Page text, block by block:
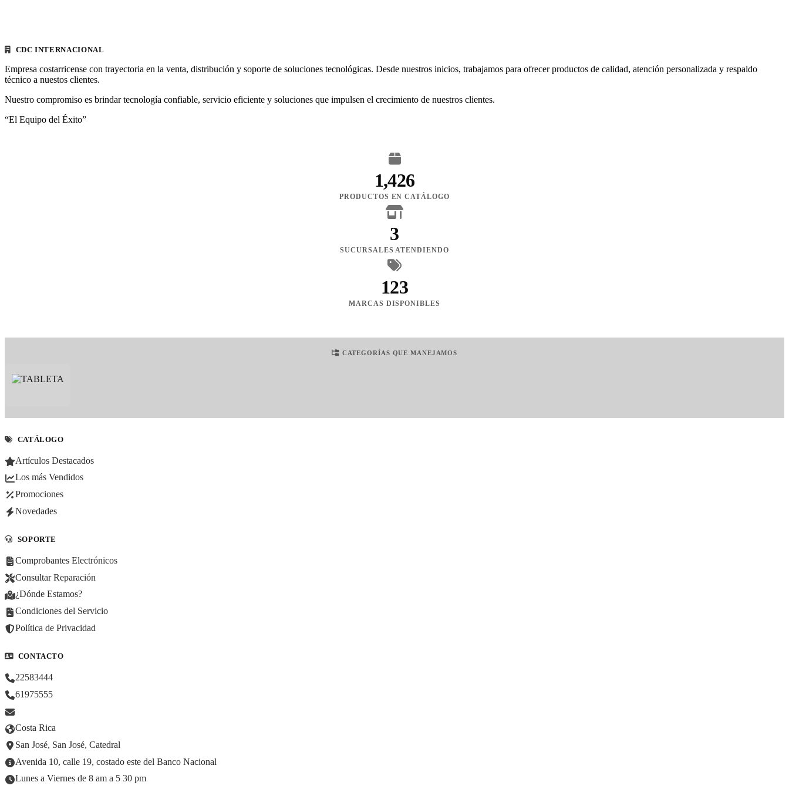
CDC INTERNACIONAL
Empresa costarricense con trayectoria en la venta, distribución y soporte de soluciones tecnológicas. Desde nuestros inicios, trabajamos para ofrecer productos de calidad, atención personalizada y respaldo
técnico a nuestos clientes.
Nuestro compromiso es brindar tecnología confiable, servicio eficiente y soluciones que impulsen el crecimiento de nuestros clientes.
“El Equipo del Éxito”
1,426
PRODUCTOS EN CATÁLOGO
3
SUCURSALES ATENDIENDO
123
MARCAS DISPONIBLES
CATEGORÍAS QUE MANEJAMOS
CATÁLOGO
Artículos Destacados
Los más Vendidos
Promociones
Novedades
SOPORTE
Comprobantes Electrónicos
Consultar Reparación
¿Dónde Estamos?
Condiciones del Servicio
Política de Privacidad
CONTACTO
22583444
61975555
Costa Rica
San José, San José, Catedral
Avenida 10, calle 19, costado este del Banco Nacional
Lunes a Viernes de 8 am a 5 30 pm